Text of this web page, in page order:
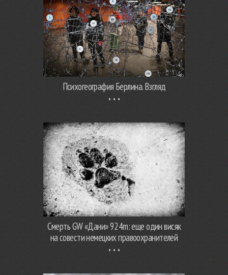
Психогеография Берлина. Взгляд
Смерть GW «Дани» 924m: еще один висяк
на совести немецких правоохранителей